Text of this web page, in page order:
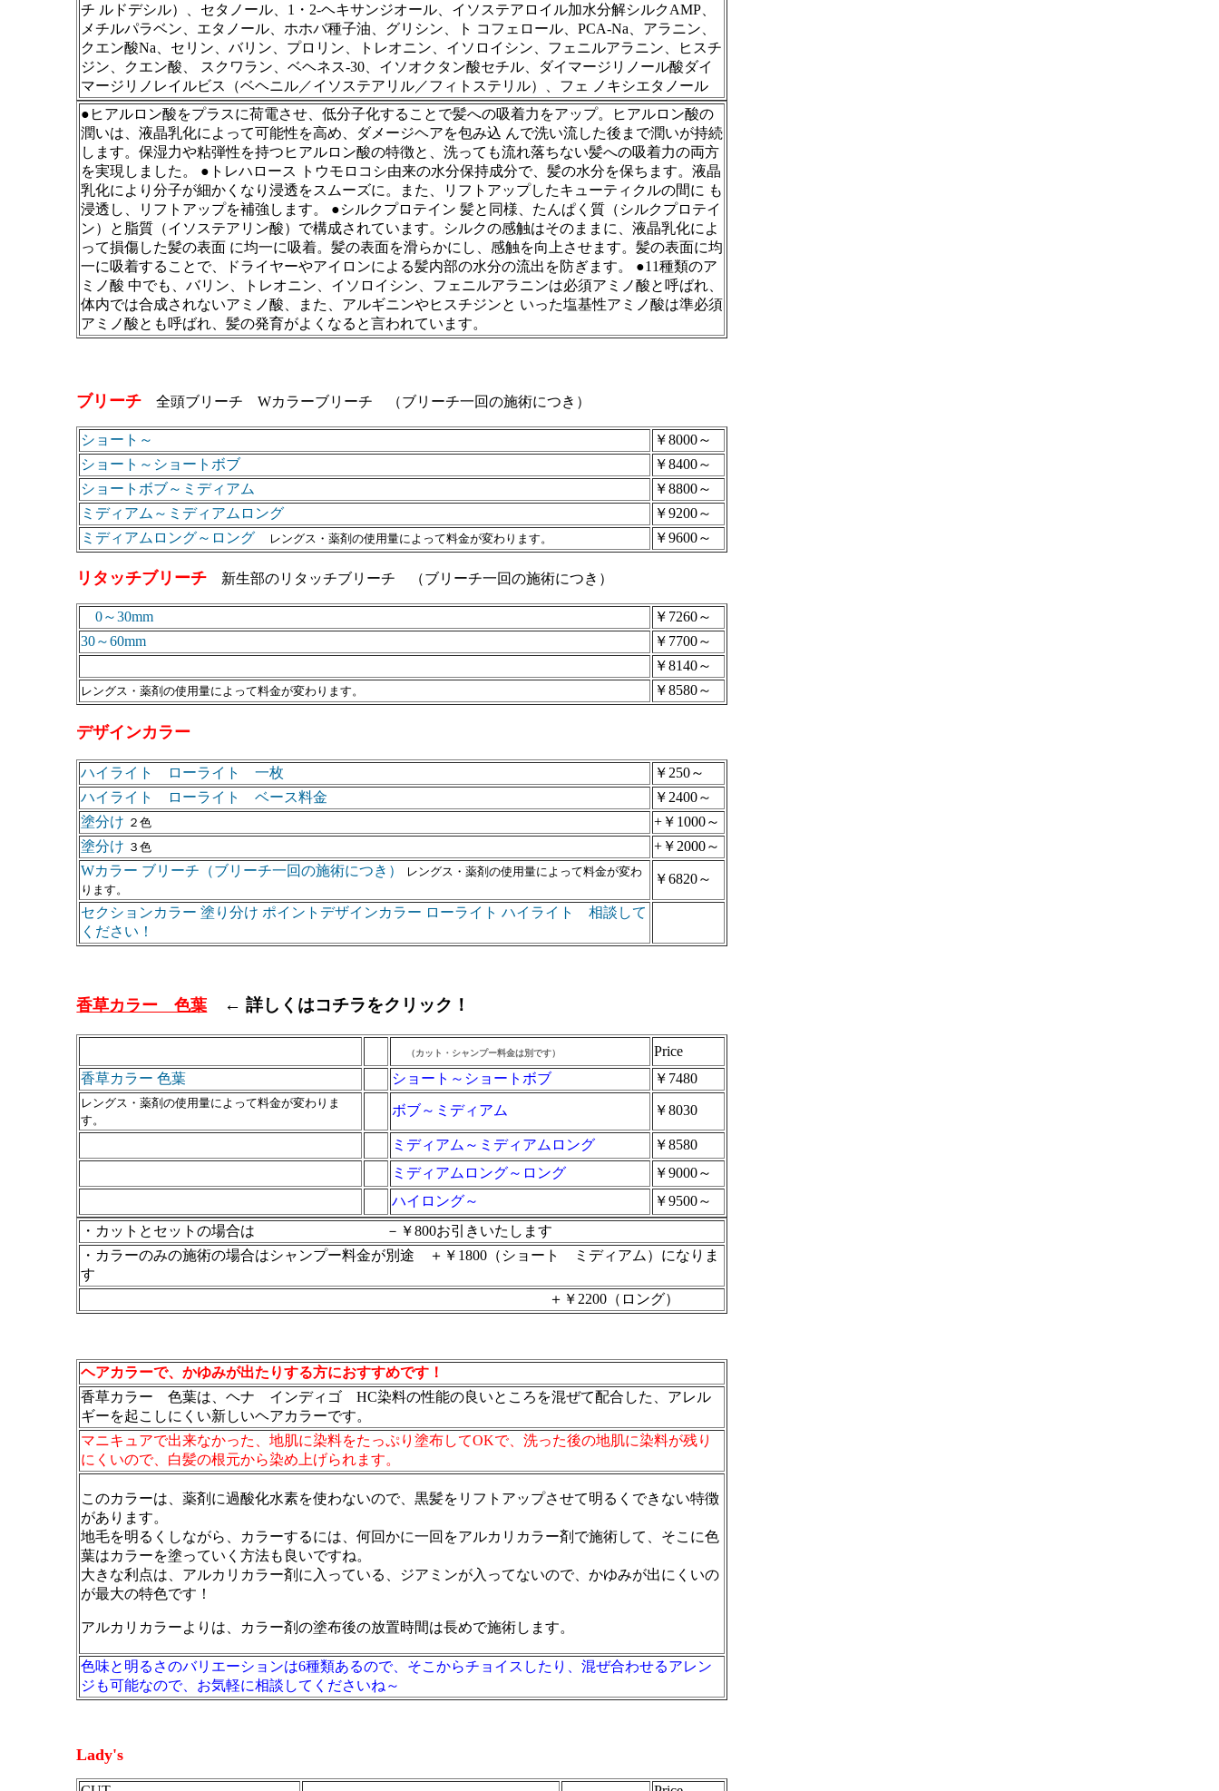
チ ルドデシル）、セタノール、1・2-ヘキサンジオール、イソステアロイル加水分解シルクAMP、
メチルパラベン、エタノール、ホホバ種子油、グリシン、ト コフェロール、PCA-Na、アラニン、
クエン酸Na、セリン、バリン、プロリン、トレオニン、イソロイシン、フェニルアラニン、ヒスチ
ジン、クエン酸、 スクワラン、ベヘネス-30、イソオクタン酸セチル、ダイマージリノール酸ダイ
マージリノレイルビス（ベヘニル／イソステアリル／フィトステリル）、フェ ノキシエタノール
●ヒアルロン酸をプラスに荷電させ、低分子化することで髪への吸着力をアップ。ヒアルロン酸の
潤いは、液晶乳化によって可能性を高め、ダメージヘアを包み込 んで洗い流した後まで潤いが持続
します。保湿力や粘弾性を持つヒアルロン酸の特徴と、洗っても流れ落ちない髪への吸着力の両方
を実現しました。 ●トレハロース トウモロコシ由来の水分保持成分で、髪の水分を保ちます。液晶
乳化により分子が細かくなり浸透をスムーズに。また、リフトアップしたキューティクルの間に も
浸透し、リフトアップを補強します。 ●シルクプロテイン 髪と同様、たんぱく質（シルクプロテイ
ン）と脂質（イソステアリン酸）で構成されています。シルクの感触はそのままに、液晶乳化によ
って損傷した髪の表面 に均一に吸着。髪の表面を滑らかにし、感触を向上させます。髪の表面に均
一に吸着することで、ドライヤーやアイロンによる髪内部の水分の流出を防ぎます。 ●11種類のア
ミノ酸 中でも、バリン、トレオニン、イソロイシン、フェニルアラニンは必須アミノ酸と呼ばれ、
体内では合成されないアミノ酸、また、アルギニンやヒスチジンと いった塩基性アミノ酸は準必須
アミノ酸とも呼ばれ、髪の発育がよくなると言われています。
ブリーチ 全頭ブリーチ Wカラーブリーチ （ブリーチ一回の施術につき）
ショート～
￥8000～
ショート～ショートボブ
￥8400～
ショートボブ～ミディアム
￥8800～
ミディアム～ミディアムロング
￥9200～
ミディアムロング～ロング
レングス・薬剤の使用量によって料金が変わります。 ￥9600～
リタッチブリーチ 新生部のリタッチブリーチ （ブリーチ一回の施術につき）
0～30mm
￥7260～
30～60mm
￥7700～
￥8140～
レングス・薬剤の使用量によって料金が変わります。 ￥8580～
デザインカラー
ハイライト ローライト 一枚
￥250～
ハイライト ローライト ベース料金
￥2400～
塗分け ２色
+￥1000～
塗分け ３色
+￥2000～
Wカラー ブリーチ（ブリーチ一回の施術につき）
レングス・薬剤の使用量によって料金が変わ
ります。
￥6820～
セクションカラー 塗り分け ポイントデザインカラー ローライト ハイライト 相談して
ください！
香草カラー 色葉 ← 詳しくはコチラをクリック！
（カット・シャンプー料金は別です）
Price
香草カラー 色葉
ショート～ショートボブ ￥7480
レングス・薬剤の使用量によって料金が変わりま
す。
ボブ～ミディアム ￥8030
ミディアム～ミディアムロング
￥8580
ミディアムロング～ロング
￥9000～
ハイロング～
￥9500～
・カットとセットの場合は －￥800お引きいたします
・カラーのみの施術の場合はシャンプー料金が別途 ＋￥1800（ショート ミディアム）になりま
す
＋￥2200（ロング）
ヘアカラーで、かゆみが出たりする方におすすめです！
香草カラー 色葉は、ヘナ インディゴ HC染料の性能の良いところを混ぜて配合した、アレル
ギーを起こしにくい新しいヘアカラーです。
マニキュアで出来なかった、地肌に染料をたっぷり塗布してOKで、洗った後の地肌に染料が残り
にくいので、白髪の根元から染め上げられます。
このカラーは、薬剤に過酸化水素を使わないので、黒髪をリフトアップさせて明るくできない特徴
があります。
地毛を明るくしながら、カラーするには、何回かに一回をアルカリカラー剤で施術して、そこに色
葉はカラーを塗っていく方法も良いですね。
大きな利点は、アルカリカラー剤に入っている、ジアミンが入ってないので、かゆみが出にくいの
が最大の特色です！
アルカリカラーよりは、カラー剤の塗布後の放置時間は長めで施術します。
色味と明るさのバリエーションは6種類あるので、そこからチョイスしたり、混ぜ合わせるアレン
ジも可能なので、お気軽に相談してくださいね～
Lady's